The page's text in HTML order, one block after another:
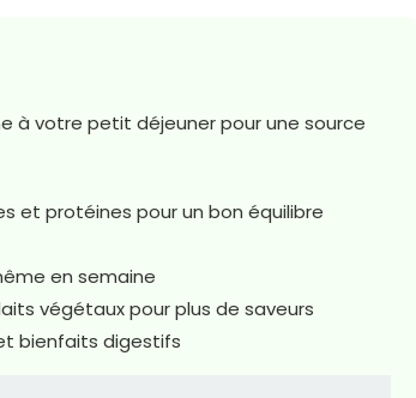
à votre petit déjeuner pour une source
et protéines pour un bon équilibre
en semaine
végétaux pour plus de saveurs
bienfaits digestifs